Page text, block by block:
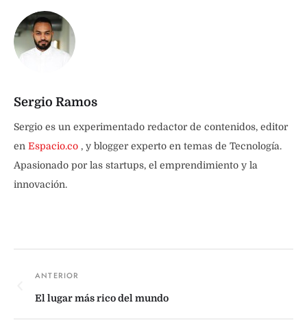
Sergio Ramos
Sergio es un experimentado redactor de contenidos, editor
en Espacio.co , y blogger experto en temas de Tecnología.
Apasionado por las startups, el emprendimiento y la
innovación.
El lugar más rico del mundo